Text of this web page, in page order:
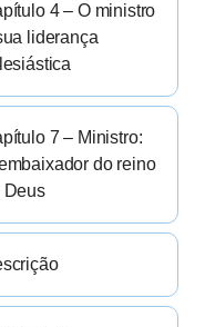
4 – O ministro
liderança
7 – Ministro:
do reino
Deus